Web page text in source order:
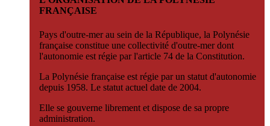
FRANÇAISE
Pays d'outre-mer au sein de la République, la Polynésie
française constitue une collectivité d'outre-mer dont
l'autonomie est régie par l'article 74 de la Constitution.
La Polynésie française est régie par un statut d'autonomie
depuis 1958. Le statut actuel date de 2004.
Elle se gouverne librement et dispose de sa propre
administration.